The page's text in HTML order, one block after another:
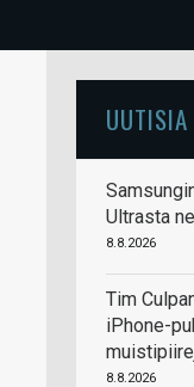
UUTISIA
Ultrasta
8.8.2026
Tim
iPhone-
8.8.2026